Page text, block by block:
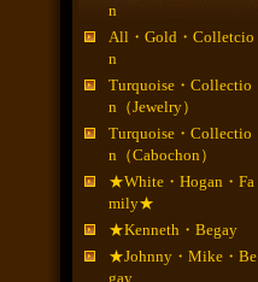
n
All・Gold・Colletcio
n
Turquoise・Collectio
n（Jewelry）
Turquoise・Collectio
n（Cabochon）
★White・Hogan・Fa
mily★
★Kenneth・Begay
★Johnny・Mike・Be
gay